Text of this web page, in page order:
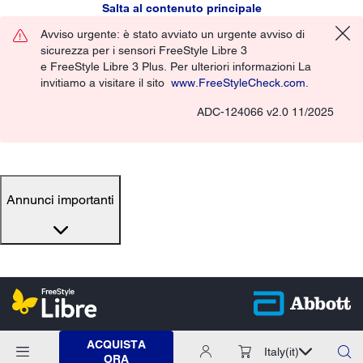
Salta al contenuto principale
Avviso urgente: è stato avviato un urgente avviso di
sicurezza per i sensori FreeStyle Libre 3
e FreeStyle Libre 3 Plus. Per ulteriori informazioni La
invitiamo a visitare il sito www.FreeStyleCheck.com
ADC-124066 v2.0 11/2025
Annunci importanti
ACQUISTA
ORA
Italy(it)